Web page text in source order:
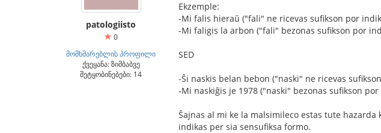
patologiisto
0
მომხმარებლის პროფილი
ქვეყანა: ზიმბაბვე
შეტყობინებები: 14
Ekzemple:
-Mi falis hieraŭ ("fali" ne ricevas sufikson por
-Mi faligis la arbon ("fali" bezonas sufikson por
SED
-Ŝi naskis belan bebon ("naski" ne ricevas
-Mi naskiĝis je 1978 ("naski" bezonas sufikson
Ŝajnas al mi ke la malsimileco estas tute
indikas per sia sensufiksa formo.